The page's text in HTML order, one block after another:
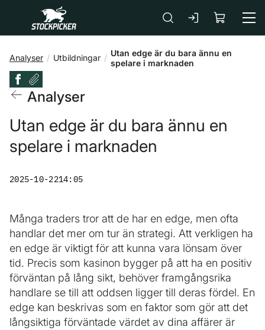
Gå till huvudinnehåll
Analyser Utbildningar
Utan edge är du bara ännu en
spelare i marknaden
Analyser
Utan edge är du bara ännu en
spelare i marknaden
2025-10-2214:05
Många traders tror att de har en edge, men ofta
handlar det mer om tur än strategi. Att verkligen ha
en edge är viktigt för att kunna vara lönsam över
tid. Precis som kasinon bygger på att ha en positiv
förväntan på lång sikt, behöver framgångsrika
handlare se till att oddsen ligger till deras fördel. En
edge kan beskrivas som en faktor som gör att det
långsiktiga förväntade värdet av dina affärer är